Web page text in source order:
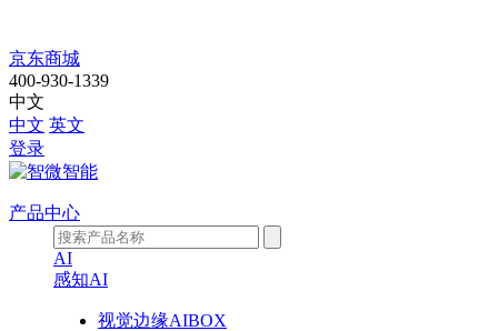
DZ708A
京东商城
400-930-1339
中文
中文 英文
登录
产品中心
AI
感知AI
视觉边缘AIBOX